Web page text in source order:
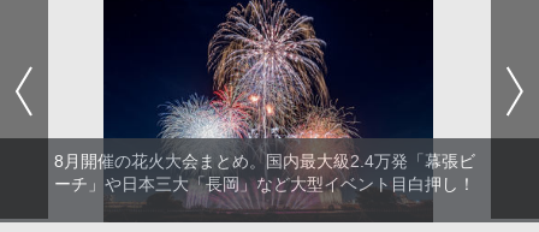
8月開催の花火大会まとめ。国内最大級2.4万発「幕張ビ
ーチ」や日本三大「長岡」など大型イベント目白押し！